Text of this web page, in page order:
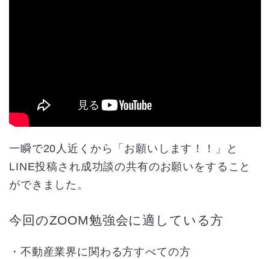
一瞬で20人近くから「お願いします！！」と
LINE投稿され成功談の共有のお願いをすること
ができました。
今回のZOOM勉強会に適している方
・不動産業界に関わる方すべての方